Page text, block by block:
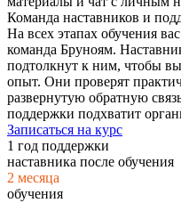
Команда наставников и
На всех этапах обучения
команда Бруноям.
подтолкнут к ним, чтобы
опыт. Они проверят
развернутую обратную
поддержки подхватит
Записаться на курс
1 год поддержки
наставника после обучения
2 месяца
обучения